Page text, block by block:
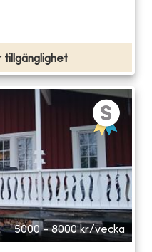
tillgänglighet
5000 - 8000 kr/vecka